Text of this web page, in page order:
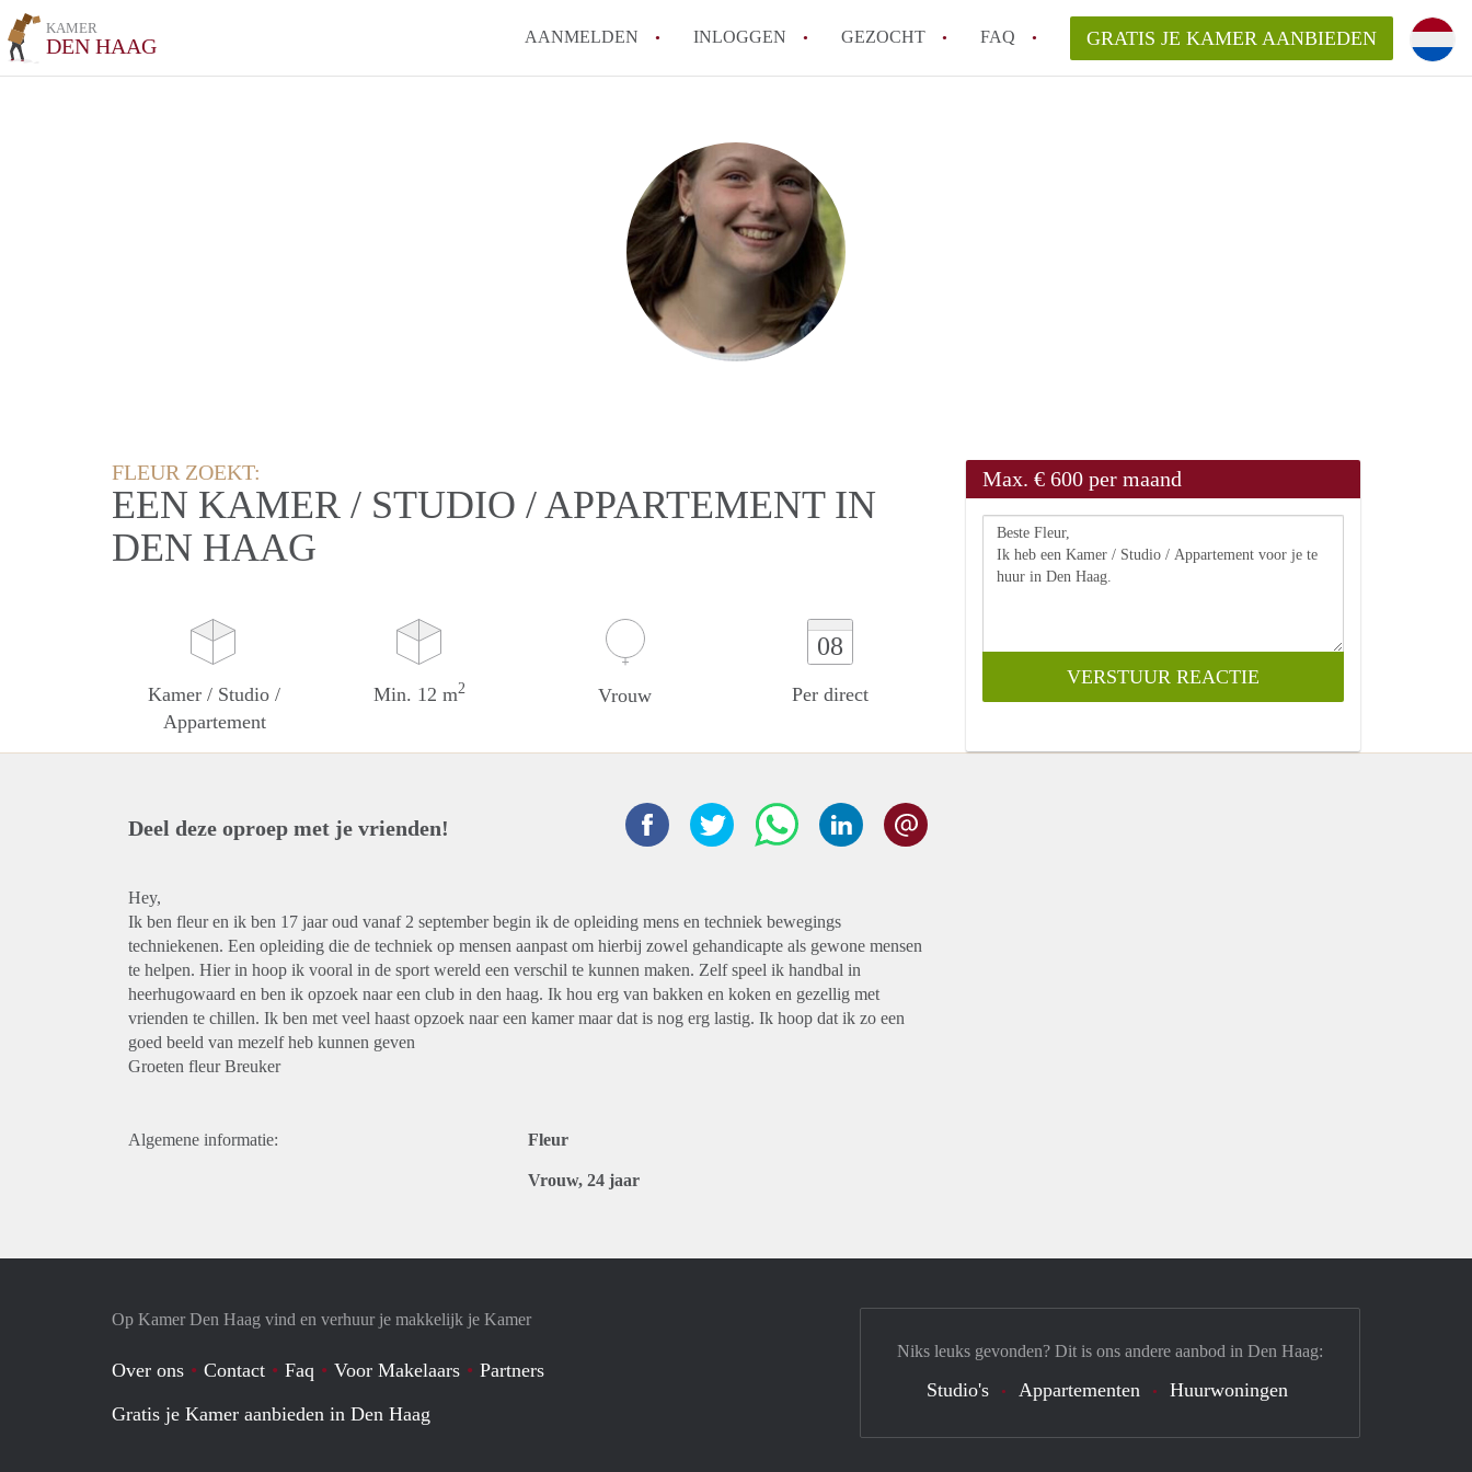
KAMER
DEN HAAG AANMELDEN INLOGGEN GEZOCHT FAQ
Hoeveel kost het om te reageren op een Kamer in Den Haag?
Wat is de privacyverklaring van KamerDenHaag?
Berekent KamerDenHaag makelaarsvergoeding/bemiddelingsvergoeding?
Alle veelgestelde vragen
GRATIS JE KAMER AANBIEDEN
FLEUR ZOEKT:
EEN KAMER / STUDIO / APPARTEMENT IN
DEN HAAG
Kamer / Studio /
Appartement
Min. 12 m2 Vrouw
08
Per direct
Max. € 600 per maand
Deel deze oproep met je vrienden!
Hey,
Ik ben fleur en ik ben 17 jaar oud vanaf 2 september begin ik de opleiding mens en techniek bewegings
techniekenen. Een opleiding die de techniek op mensen aanpast om hierbij zowel gehandicapte als gewone mensen
te helpen. Hier in hoop ik vooral in de sport wereld een verschil te kunnen maken. Zelf speel ik handbal in
heerhugowaard en ben ik opzoek naar een club in den haag. Ik hou erg van bakken en koken en gezellig met
vrienden te chillen. Ik ben met veel haast opzoek naar een kamer maar dat is nog erg lastig. Ik hoop dat ik zo een
goed beeld van mezelf heb kunnen geven
Groeten fleur Breuker
Algemene informatie: Fleur
Vrouw, 24 jaar
Op Kamer Den Haag vind en verhuur je makkelijk je Kamer
Over ons Contact Faq Voor Makelaars
Partners
Gratis je Kamer aanbieden in Den Haag
Niks leuks gevonden? Dit is ons andere aanbod in Den Haag:
Studio's Appartementen Huurwoningen